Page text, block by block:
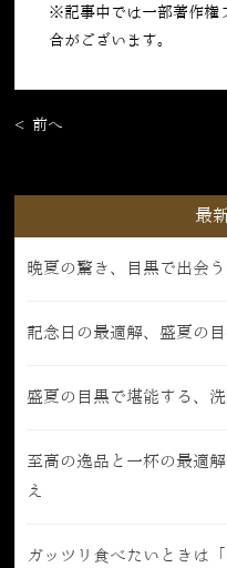
※記事中では一部著作権
合がございます。
< 前へ
最
晩夏の驚き、目黒で出会
記念日の最適解、盛夏の
盛夏の目黒で堪能する、
至高の逸品と一杯の最適
え
ガッツリ食べたいときは